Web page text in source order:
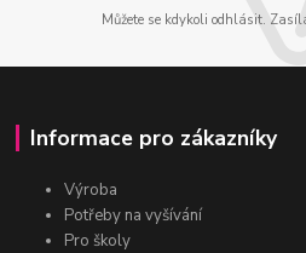
Můžete se kdykoli odhlásit.
Informace pro zákazníky
Výroba
Potřeby na vyšívání
Pro školy